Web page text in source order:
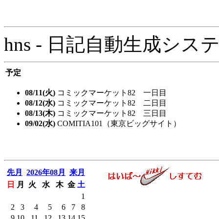
hns - 日記自動生成シス
予定
08/11(火) コミックマーケット82 一日目
08/12(水) コミックマーケット82 二日目
08/13(木) コミックマーケット82 三日目
09/02(水) COMITIA101（東京ビッグサイト）
先月 2026年08月
来月
日
月 火 水 木 金 土
1
2
3 4 5 6 7
8